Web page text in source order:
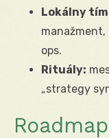
Lokálny
manažment,
ops.
Rituály:
„strategy